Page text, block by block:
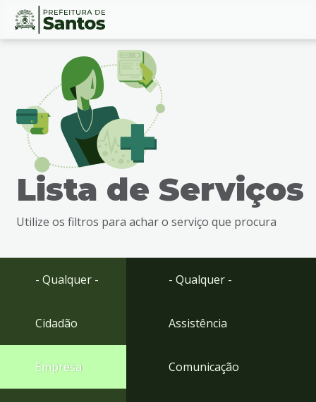
Ir
busca
Ir
Conteúdo
Lista de Serviços
Utilize os filtros para achar o serviço que procura
- Qualquer -
Cidadão
Empresa
- Qualquer -
Assistência
Comunicação